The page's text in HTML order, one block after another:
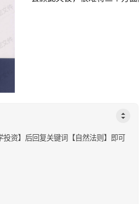
投资】后回复关键词【自然法则】即可